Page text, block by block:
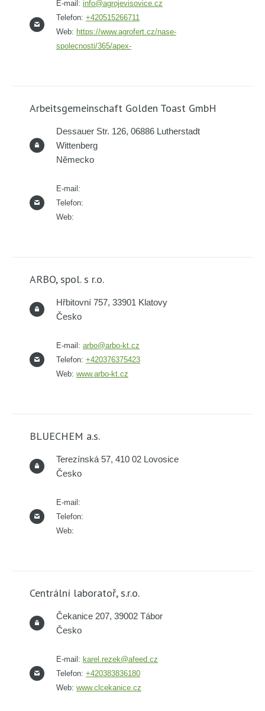
E-mail: info@agrojevisovice.cz
Telefon: +420515266711
Web: https://www.agrofert.cz/nase-
spolecnosti/365/apex-
Arbeitsgemeinschaft Golden Toast GmbH
Dessauer Str. 126, 06886 Lutherstadt
Wittenberg
Německo
E-mail:
Telefon:
Web:
ARBO, spol. s r.o.
Hřbitovní 757, 33901 Klatovy
Česko
E-mail: arbo@arbo-kt.cz
Telefon: +420376375423
Web: www.arbo-kt.cz
BLUECHEM a.s.
Terezínská 57, 410 02 Lovosice
Česko
E-mail:
Telefon:
Web:
Centrální laboratoř, s.r.o.
Čekanice 207, 39002 Tábor
Česko
E-mail: karel.rezek@afeed.cz
Telefon: +420383836180
Web: www.clcekanice.cz